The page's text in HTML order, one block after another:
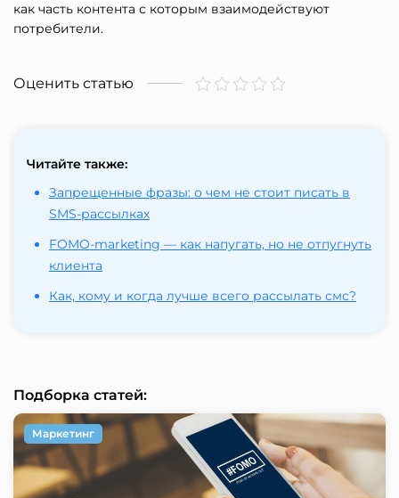
как часть контента с которым взаимодействуют
потребители.
Оценить статью
Читайте также:
Запрещенные фразы: о чем не стоит писать в
SMS-рассылках
FOMO-marketing — как напугать, но не отпугнуть
клиента
Как, кому и когда лучше всего рассылать смс?
Подборка статей:
Маркетинг